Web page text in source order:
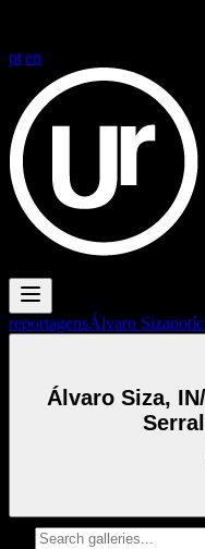
pten
reportagensÁlvaro Siza
Álvaro Siza,